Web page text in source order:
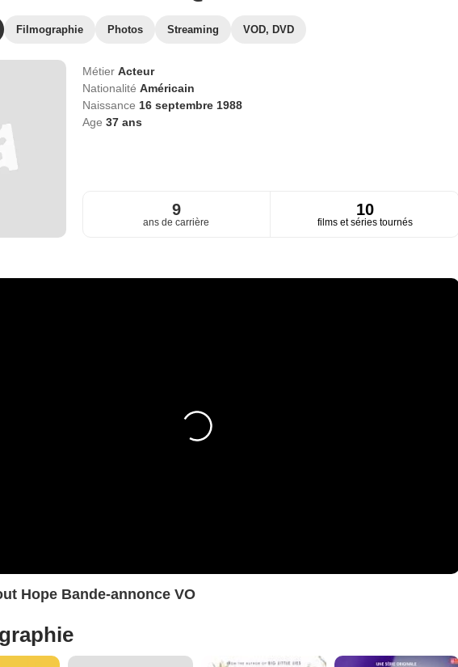
Filmographie Photos Streaming VOD, DVD
Métier Acteur
Nationalité Américain
Naissance 16 septembre 1988
Age 37ans
9
ans de carrière
10
films et séries tournés
Hope Bande-annonce VO